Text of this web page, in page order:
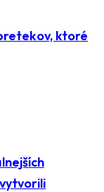
ktoré